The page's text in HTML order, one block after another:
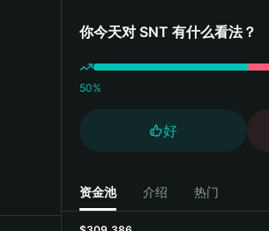
你今天对 SNT 有什么看法？
50%
好
资金池 介绍 热门